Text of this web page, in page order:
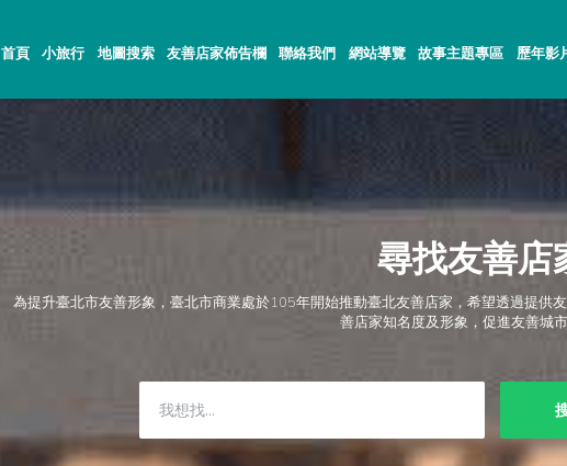
首頁 小旅行 地圖搜索 友善店家佈告欄 聯絡我們 網站導覽 故事主題專區 歷年影
尋找友善店
為提升臺北市友善形象，臺北市商業處於105年開始推動臺北友善店家，希望透過提供
善店家知名度及形象，促進友善城市